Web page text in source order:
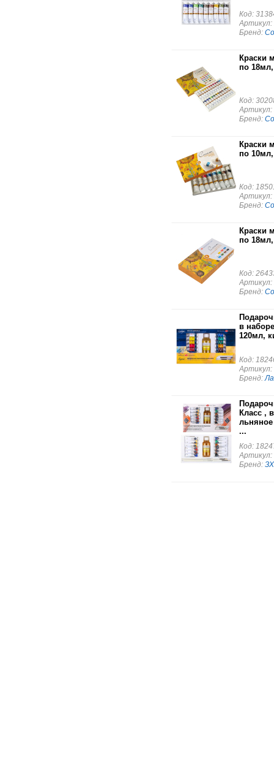
Код:
Артикул:
Бренд:
Краски
по 18мл,
Код:
Артикул:
Бренд:
Краски
по 10мл,
Код:
Артикул:
Бренд:
Краски
по 18мл,
Код:
Артикул:
Бренд:
в
120мл,
Код:
Артикул:
Бренд:
Класс ,
...
Код:
Артикул:
Бренд: